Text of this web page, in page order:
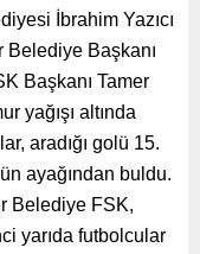
İbrahim Yazıcı
Belediye Başkanı
Başkanı Tamer
yağışı altında
aradığı golü 15.
ayağından buldu.
Belediye FSK,
yarıda futbolcular